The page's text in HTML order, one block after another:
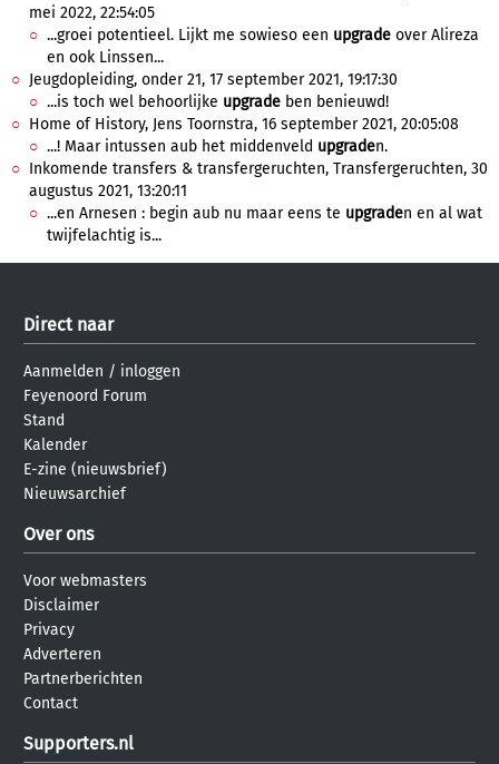
mei 2022, 22:54:05
...groei potentieel. Lijkt me sowieso een upgrade over Alireza
en ook Linssen...
Jeugdopleiding, onder 21, 17 september 2021, 19:17:30
...is toch wel behoorlijke upgrade ben benieuwd!
Home of History, Jens Toornstra, 16 september 2021, 20:05:08
...! Maar intussen aub het middenveld upgraden.
Inkomende transfers & transfergeruchten, Transfergeruchten, 30
augustus 2021, 13:20:11
...en Arnesen : begin aub nu maar eens te upgraden en al wat
twijfelachtig is...
Direct naar
Aanmelden / inloggen
Feyenoord Forum
Stand
Kalender
E-zine (nieuwsbrief)
Nieuwsarchief
Over ons
Voor webmasters
Disclaimer
Privacy
Adverteren
Partnerberichten
Contact
Supporters.nl